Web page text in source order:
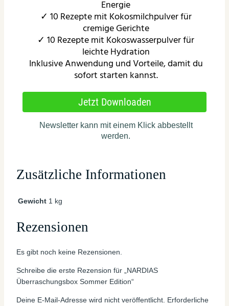
Zusätzliche Informationen
Gewicht 1 kg
Rezensionen
Es gibt noch keine Rezensionen.
Schreibe die erste Rezension für „NARDIAS
Überraschungsbox Sommer Edition“
Deine E-Mail-Adresse wird nicht veröffentlicht. Erforderliche